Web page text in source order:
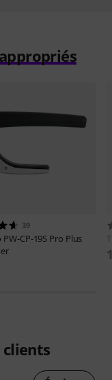
39
PW-CP-19S Pro Plus
clients